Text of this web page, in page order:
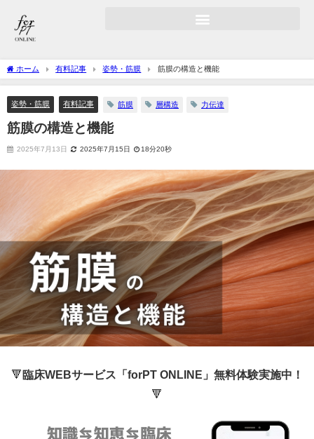
ホーム 有料記事 姿勢・筋膜 筋膜の構造と機能
姿勢・筋膜 有料記事 筋膜 層構造 力伝達
筋膜の構造と機能
2025年7月13日 2025年7月15日 18分20秒
🔻 臨床WEBサービス「forPT ONLINE」無料体験実施中！
🔻